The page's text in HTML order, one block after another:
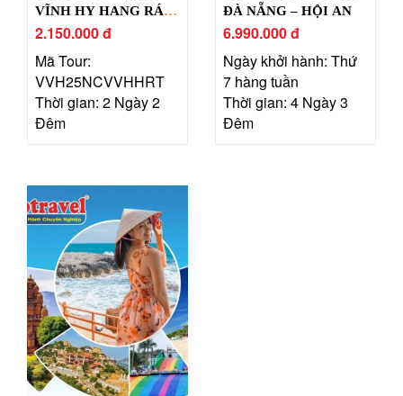
VĨNH HY HANG RÁI –
LÀNG MÔNG CỔ
2.150.000 đ
Mã Tour:
VVH25NCVVHHRT
Thời gian: 2 Ngày 2
Đêm
ĐÀ NẴNG – HỘI AN
6.990.000 đ
Ngày khởi hành: Thứ
7 hàng tuần
Thời gian: 4 Ngày 3
Đêm